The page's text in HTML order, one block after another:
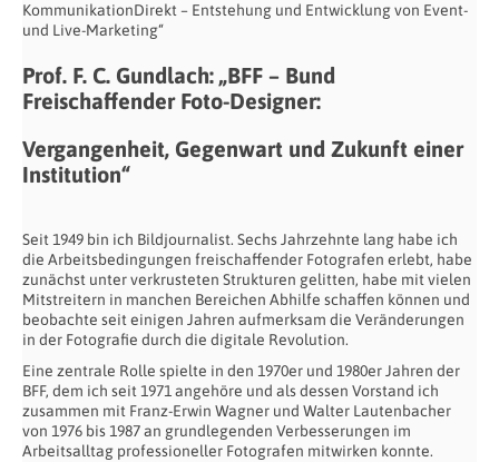
KommunikationDirekt – Entstehung und Entwicklung von Event-
und Live-Marketing“
Prof. F. C. Gundlach: „BFF – Bund
Freischaffender Foto-Designer:
Vergangenheit, Gegenwart und Zukunft einer
Institution“
Seit 1949 bin ich Bildjournalist. Sechs Jahrzehnte lang habe ich
die Arbeitsbedingungen freischaffender Fotografen erlebt, habe
zunächst unter verkrusteten Strukturen gelitten, habe mit vielen
Mitstreitern in manchen Bereichen Abhilfe schaffen können und
beobachte seit einigen Jahren aufmerksam die Veränderungen
in der Fotografie durch die digitale Revolution.
Eine zentrale Rolle spielte in den 1970er und 1980er Jahren der
BFF, dem ich seit 1971 angehöre und als dessen Vorstand ich
zusammen mit Franz-Erwin Wagner und Walter Lautenbacher
von 1976 bis 1987 an grundlegenden Verbesserungen im
Arbeitsalltag professioneller Fotografen mitwirken konnte.